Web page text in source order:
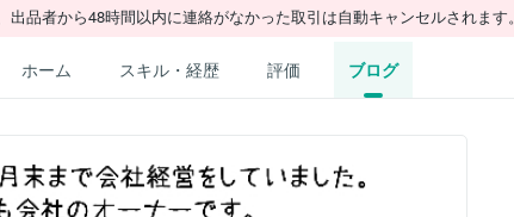
品者から48時間以内に連絡がなかった取引は自動キャンセルされます。
ホーム スキル・経歴 評価 ブログ